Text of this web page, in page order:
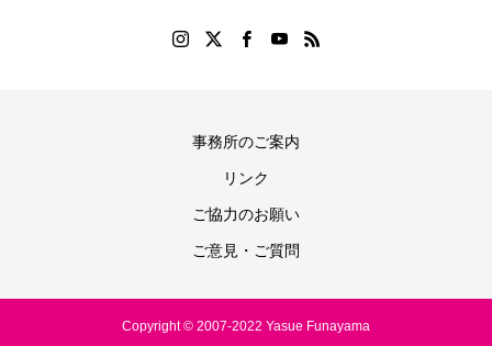
事務所のご案内
リンク
ご協力のお願い
ご意見・ご質問
Copyright © 2007-2022 Yasue Funayama